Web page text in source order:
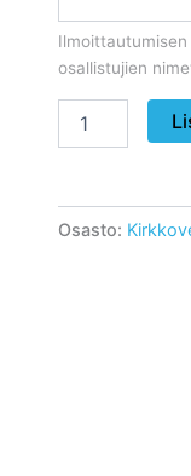
osallistujien
Kirkkovenepaikka
3pv
Osasto: